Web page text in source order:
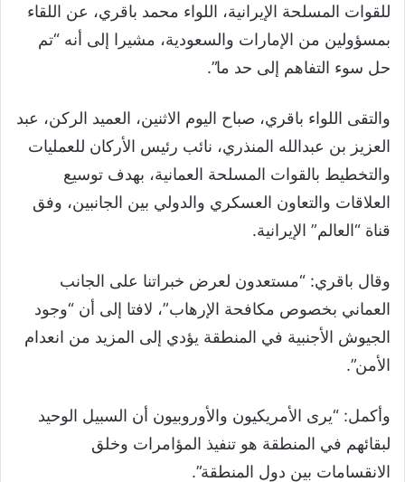
للقوات المسلحة الإيرانية، اللواء محمد باقري، عن اللقاء
بمسؤولين من الإمارات والسعودية، مشيرا إلى أنه “تم
حل سوء التفاهم إلى حد ما”.
والتقى اللواء باقري، صباح اليوم الاثنين، العميد الركن، عبد
العزيز بن عبدالله المنذري، نائب رئيس الأركان للعمليات
والتخطيط بالقوات المسلحة العمانية، بهدف توسيع
العلاقات والتعاون العسكري والدولي بين الجانبين، وفق
قناة “العالم” الإيرانية.
وقال باقري: “مستعدون لعرض خبراتنا على الجانب
العماني بخصوص مكافحة الإرهاب”، لافتا إلى أن “وجود
الجيوش الأجنبية في المنطقة يؤدي إلى المزيد من انعدام
الأمن”.
وأكمل: “يرى الأمريكيون والأوروبيون أن السبيل الوحيد
لبقائهم في المنطقة هو تنفيذ المؤامرات وخلق
الانقسامات بين دول المنطقة”.